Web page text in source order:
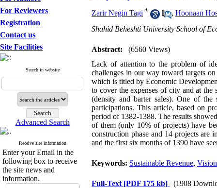
For Reviewers
Registration
Contact us
Site Facilities
Search in website
Advanced Search
Receive site information
Enter your Email in the
following box to receive
the site news and
information.
Zarir Negin Tagi * , Hoonaan
Shahid Beheshti University School of
Abstract:
(6560 Views)
Lack of attention to the problem of
challenges in our way toward targets
which is titled by Economic
to cover the expenses of city and at the
(density and barter sales). One of the
participations. This article, based on
period of 1382-1388. The results
of them (only 10% of projects) have
construction phase and 14 projects are
and the first six months of 1390 have
Keywords: Sustainable Revenue,
Full-Text [PDF 175 kb]
(1908